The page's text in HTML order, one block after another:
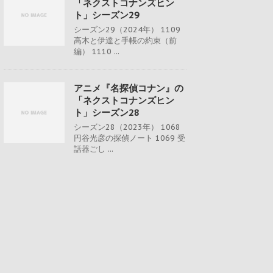
「ネクストコナンズヒン
ト」シーズン29
シーズン29（2024年） 1109
高木と伊達と手帳の約束（前
編） 1110 ...
アニメ『名探偵コナン』の
「ネクストコナンズヒン
ト」シーズン28
シーズン28（2023年） 1068
円谷光彦の探偵ノート 1069 受
話器ごし ...